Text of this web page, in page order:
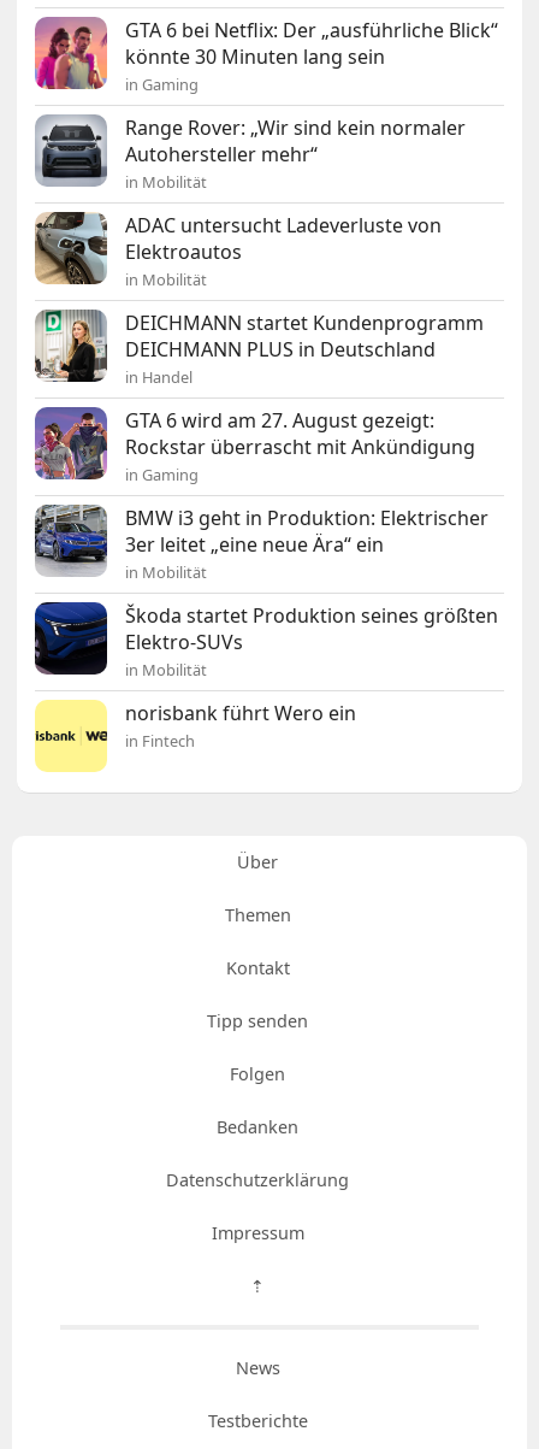
GTA 6 bei Netflix: Der „ausführliche Blick“
könnte 30 Minuten lang sein
in Gaming
Range Rover: „Wir sind kein normaler
Autohersteller mehr“
in Mobilität
ADAC untersucht Ladeverluste von
Elektroautos
in Mobilität
DEICHMANN startet Kundenprogramm
DEICHMANN PLUS in Deutschland
in Handel
GTA 6 wird am 27. August gezeigt:
Rockstar überrascht mit Ankündigung
in Gaming
BMW i3 geht in Produktion: Elektrischer
3er leitet „eine neue Ära“ ein
in Mobilität
Škoda startet Produktion seines größten
Elektro-SUVs
in Mobilität
norisbank führt Wero ein
in Fintech
Über
Themen
Kontakt
Tipp senden
Folgen
Bedanken
Datenschutzerklärung
Impressum
⇡
News
Testberichte